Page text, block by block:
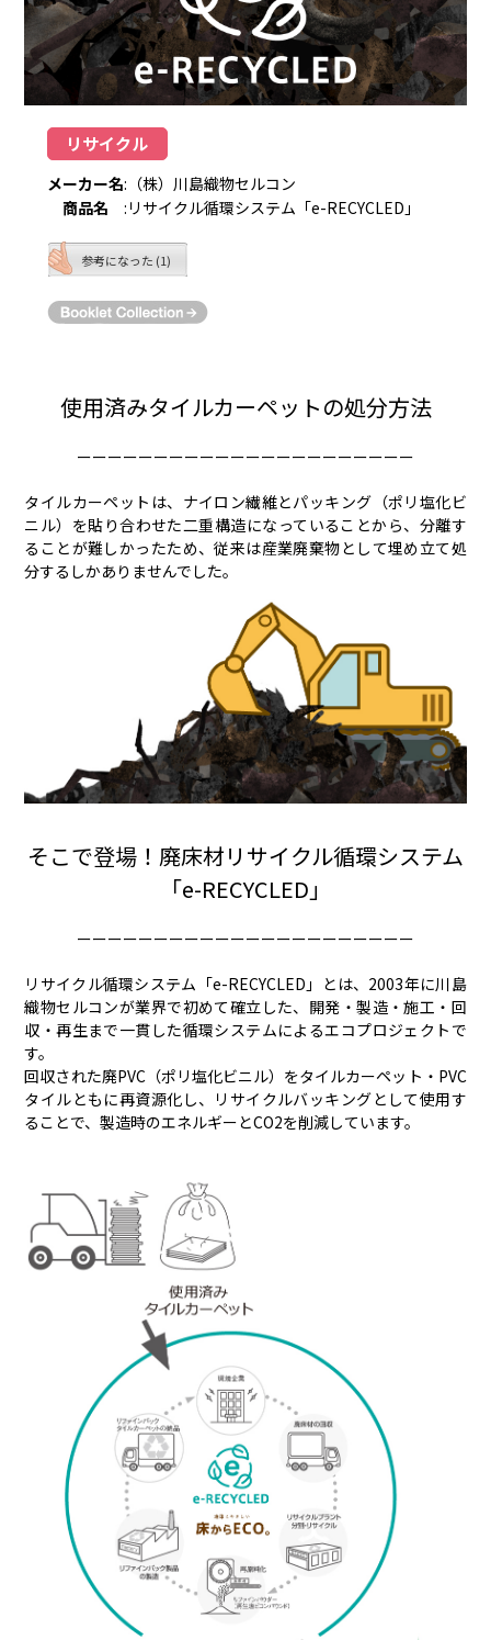
リサイクル
メーカー名: （株）川島織物セルコン
商品名
: リサイクル循環システム「e-RECYCLED」
参考になった (1)
使用済みタイルカーペットの処分方法
ーーーーーーーーーーーーーーーーーーーーーー
タイルカーペットは、ナイロン繊維とパッキング（ポリ塩化ビ
ニル）を貼り合わせた二重構造になっていることから、分離す
ることが難しかったため、従来は産業廃棄物として埋め立て処
分するしかありませんでした。
そこで登場！廃床材リサイクル循環システム
「e-RECYCLED」
ーーーーーーーーーーーーーーーーーーーーーー
リサイクル循環システム「e-RECYCLED」とは、2003年に川島
織物セルコンが業界で初めて確立した、開発・製造・施工・回
収・再生まで一貫した循環システムによるエコプロジェクトで
す。
回収された廃PVC（ポリ塩化ビニル）をタイルカーペット・PVC
タイルともに再資源化し、リサイクルバッキングとして使用す
ることで、製造時のエネルギーとCO2を削減しています。